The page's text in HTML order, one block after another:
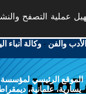
عملية التصفح
الأدب والفن -وكالة أنباء
الموقع الرئيسي لمؤسسة
يسارية، علمانية،